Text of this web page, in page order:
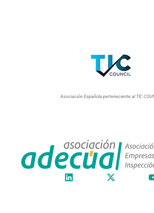
Asociación Española perteneciente al TIC